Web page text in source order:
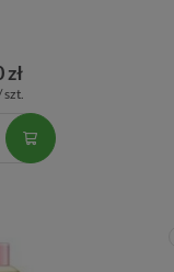
zł
szt.